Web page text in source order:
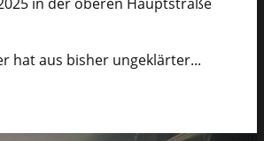
hat aus bisher ungeklärter...